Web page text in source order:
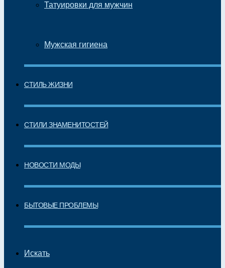
Татуировки для мужчин
Мужская гигиена
СТИЛЬ ЖИЗНИ
СТИЛИ ЗНАМЕНИТОСТЕЙ
НОВОСТИ МОДЫ
БЫТОВЫЕ ПРОБЛЕМЫ
Искать